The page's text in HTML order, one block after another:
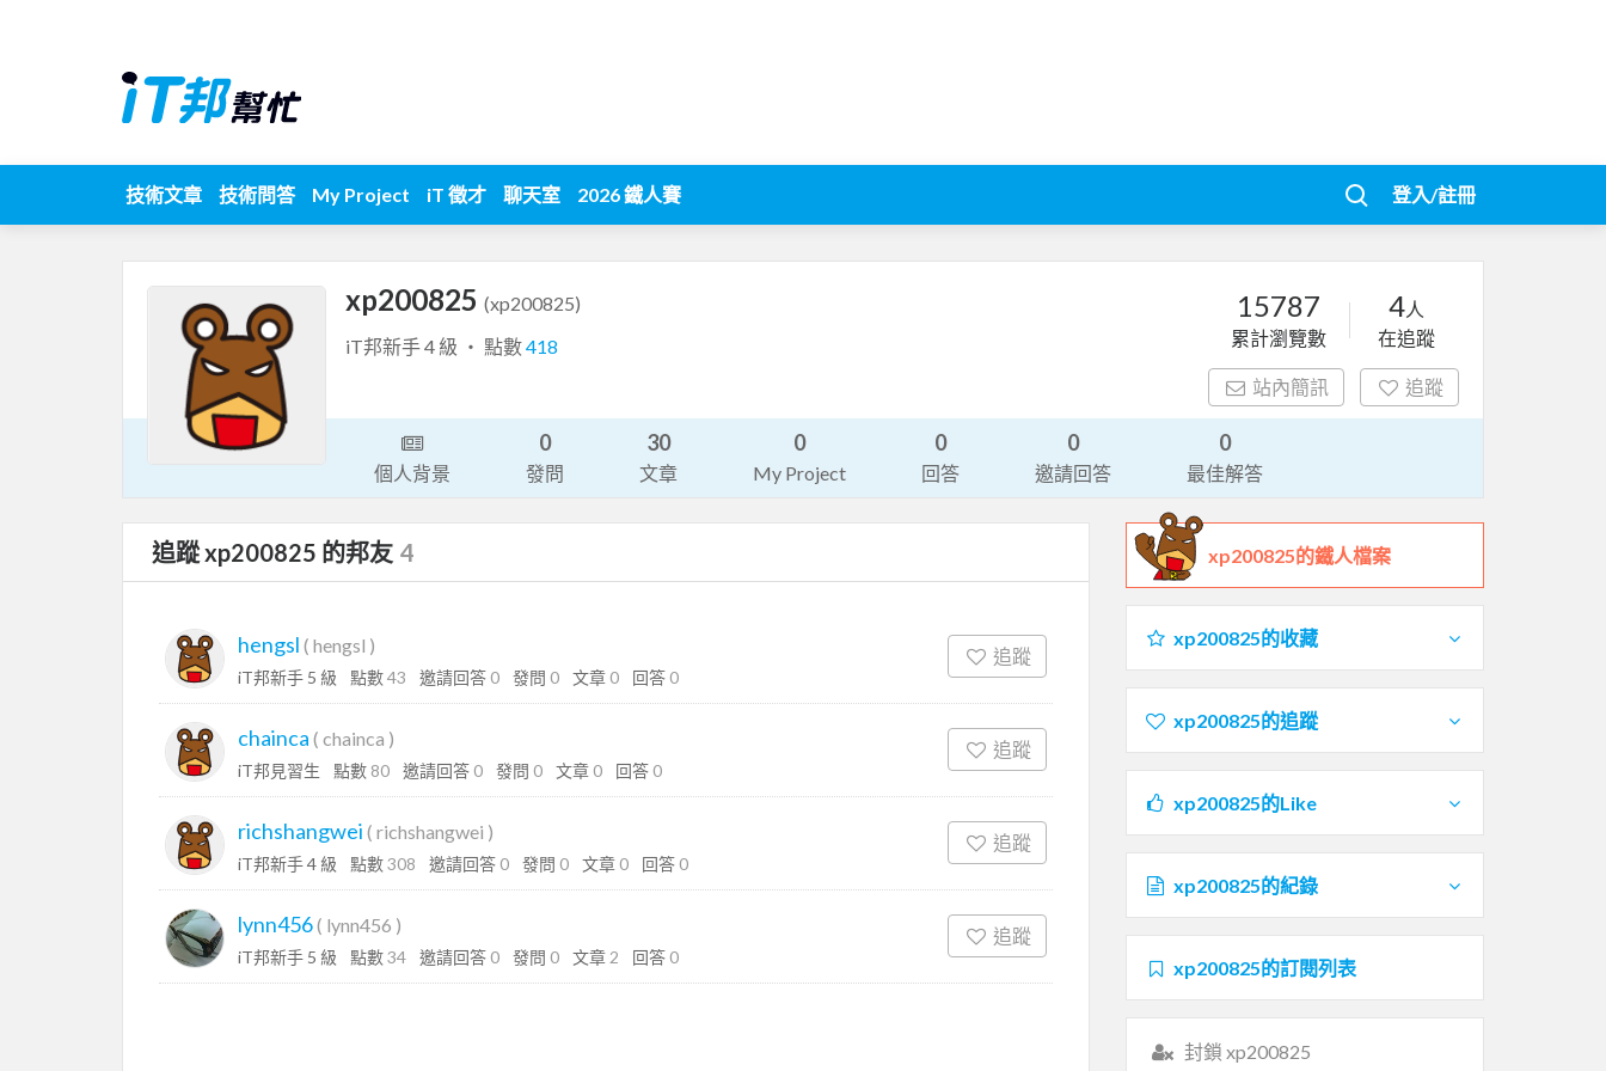
技術文章 技術問答 My Project iT 徵才 聊天室 2026 鐵人賽 登入/註冊
xp200825 (xp200825)
iT邦新手 4 級 ‧ 點數418
15787
累計瀏覽數
4人
在追蹤
站內簡訊 追蹤
個人背景
0
發問
30
文章
0
My Project
0
回答
0
邀請回答
0
最佳解答
追蹤 xp200825 的邦友 4
hengsl ( hengsl )
iT邦新手 5 級 點數43 邀請回答 0 發問 0 文章 0 回答 0
追蹤
chainca ( chainca )
iT邦見習生 點數 80 邀請回答 0 發問 0 文章 0 回答 0
追蹤
richshangwei ( richshangwei )
iT邦新手 4 級 點數308 邀請回答 0 發問 0 文章 0 回答 0
追蹤
lynn456( lynn456 )
iT邦新手 5 級 點數34 邀請回答 0 發問 0 文章 2 回答 0
追蹤
xp200825的鐵人檔案
xp200825的收藏
xp200825的追蹤
xp200825的Like
xp200825的紀錄
xp200825的訂閱列表
封鎖 xp200825